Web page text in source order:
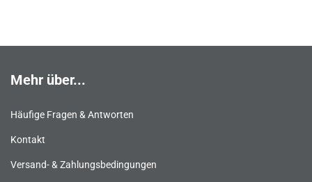
Mehr über...
Häufige Fragen & Antworten
Kontakt
Versand- & Zahlungsbedingungen